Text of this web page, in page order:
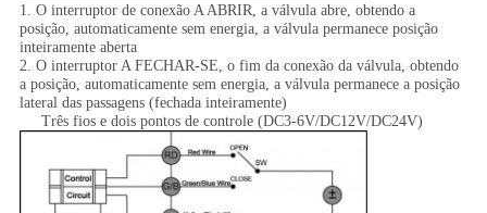
1. O interruptor de conexão A ABRIR, a válvula abre, obtendo a
posição, automaticamente sem energia, a válvula permanece posição
inteiramente aberta
2. O interruptor A FECHAR-SE, o fim da conexão da válvula, obtendo
a posição, automaticamente sem energia, a válvula permanece a posição
lateral das passagens (fechada inteiramente)
Três fios e dois pontos de controle (DC3-6V/DC12V/DC24V)